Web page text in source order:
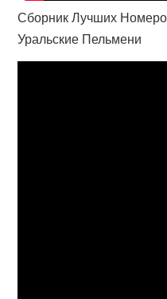
Сборник Лучших
Уральские Пельмени